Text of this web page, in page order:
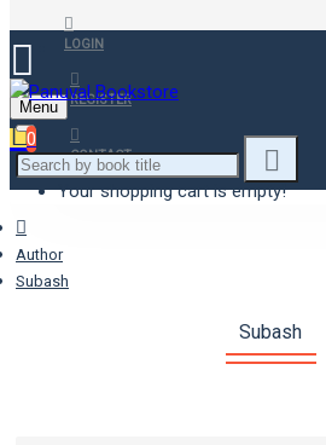
LOGIN
REGISTER
CONTACT
Menu
0
Your shopping cart is empty!
Author
Subash
Subash